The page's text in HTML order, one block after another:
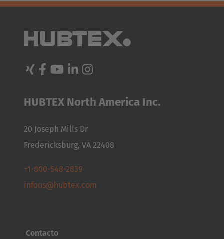
HUBTEX North America Inc.
20 Joseph Mills Dr
Fredericksburg, VA 22408
+1-800-548-2839
infous@hubtex.com
Contacto